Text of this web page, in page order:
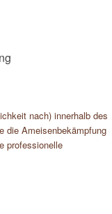
nach) innerhalb des
die Ameisenbekämpfung
professionelle